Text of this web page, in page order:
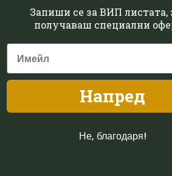
лв.
Запиши се за ВИП листата,
получаваш специални
Напред
Не, благодаря!